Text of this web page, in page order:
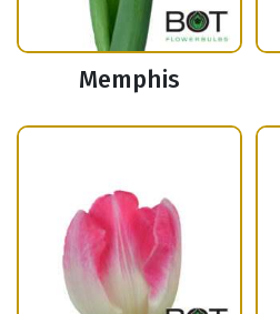
Memphis